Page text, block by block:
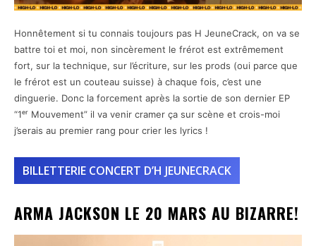
Honnêtement si tu connais toujours pas H JeuneCrack, on va se
battre toi et moi, non sincèrement le frérot est extrêmement
fort, sur la technique, sur l’écriture, sur les prods (oui parce que
le frérot est un couteau suisse) à chaque fois, c’est une
dinguerie. Donc la forcement après la sortie de son dernier EP
“1ᵉʳ Mouvement” il va venir cramer ça sur scène et crois-moi
j’serais au premier rang pour crier les lyrics !
BILLETTERIE CONCERT D’H JEUNECRACK
ARMA JACKSON LE 20 MARS AU BIZARRE!